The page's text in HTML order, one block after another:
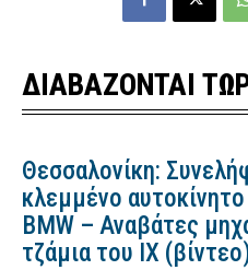
ΔΙΑΒΑΖΟΝΤΑΙ
Θεσσαλονίκη:
κλεμμένο
BMW – Αναβάτες
τζάμια του ΙΧ